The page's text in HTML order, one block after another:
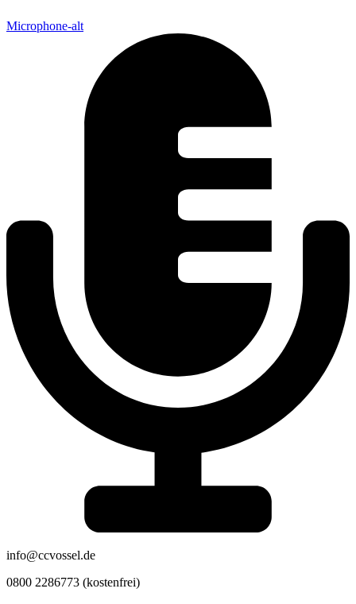
Microphone-alt
info@ccvossel.de
0800 2286773 (kostenfrei)